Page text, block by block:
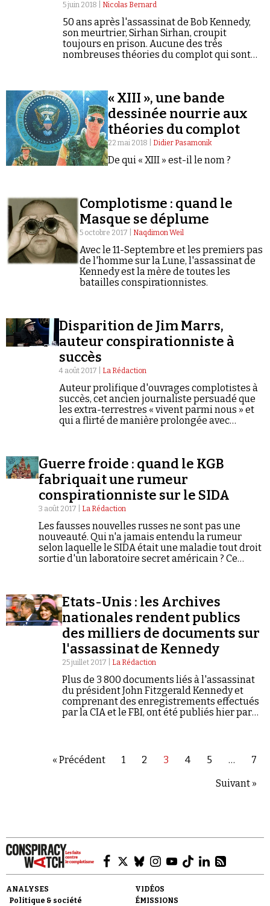
5 juin 2018 | Nicolas Bernard
50 ans après l'assassinat de Bob Kennedy,
son meurtrier, Sirhan Sirhan, croupit
toujours en prison. Aucune des très
nombreuses théories du complot qui sont
« XIII », une bande
dessinée nourrie aux
théories du complot
22 mai 2018 | Didier Pasamonik
De qui « XIII » est-il le nom ?
Complotisme : quand le
Masque se déplume
5 octobre 2017 | Naqdimon Weil
Avec le 11-Septembre et les premiers pas
de l'homme sur la Lune, l'assassinat de
Kennedy est la mère de toutes les
batailles conspirationnistes.
Disparition de Jim Marrs,
auteur conspirationniste à
succès
4 août 2017 | La Rédaction
Auteur prolifique d'ouvrages complotistes à
succès, cet ancien journaliste persuadé que
les extra-terrestres « vivent parmi nous » et
qui a flirté de manière prolongée avec
Guerre froide : quand le KGB
fabriquait une rumeur
conspirationniste sur le SIDA
3 août 2017 | La Rédaction
Les fausses nouvelles russes ne sont pas une
nouveauté. Qui n'a jamais entendu la rumeur
selon laquelle le SIDA était une maladie tout droit
sortie d'un laboratoire secret américain ? Ce
désinformation les plus mortifères de l'histoire
du XXème siècle.
Etats-Unis : les Archives
nationales rendent publics
des milliers de documents sur
l'assassinat de Kennedy
25 juillet 2017 | La Rédaction
Plus de 3 800 documents liés à l'assassinat
du président John Fitzgerald Kennedy et
comprenant des enregistrements effectués
par la CIA et le FBI, ont été publiés hier par
« Précédent 1 2 3 4 5 … 7
Suivant »
ANALYSES
Politique & société
VIDÉOS
ÉMISSIONS